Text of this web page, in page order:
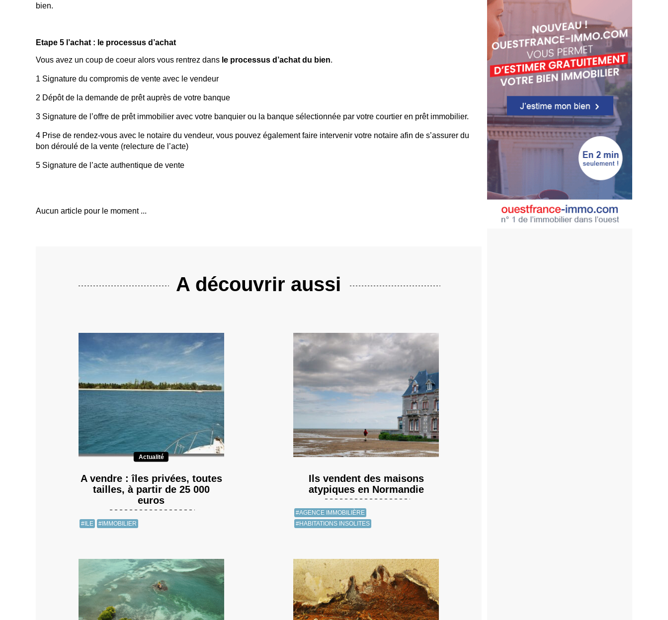
bien.
Etape 5 l’achat : le processus d’achat
Vous avez un coup de coeur alors vous rentrez dans le processus d’achat du bien.
1 Signature du compromis de vente avec le vendeur
2 Dépôt de la demande de prêt auprès de votre banque
3 Signature de l’offre de prêt immobilier avec votre banquier ou la banque sélectionnée par votre courtier en prêt immobilier.
4 Prise de rendez-vous avec le notaire du vendeur, vous pouvez également faire intervenir votre notaire afin de s’assurer du
bon déroulé de la vente (relecture de l’acte)
5 Signature de l’acte authentique de vente
Aucun article pour le moment ...
A découvrir aussi
Actualité
A vendre : îles privées, toutes
tailles, à partir de 25 000
euros
#ILE #IMMOBILIER
Ils vendent des maisons
atypiques en Normandie
#AGENCE IMMOBILIÈRE
#HABITATIONS INSOLITES